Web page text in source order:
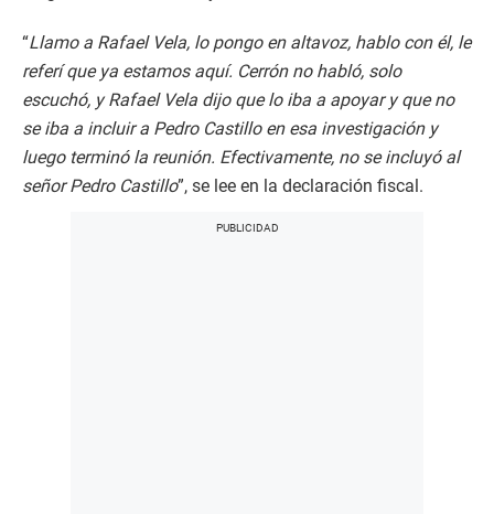
“Llamo a Rafael Vela, lo pongo en altavoz, hablo con él, le
referí que ya estamos aquí. Cerrón no habló, solo
escuchó, y Rafael Vela dijo que lo iba a apoyar y que no
se iba a incluir a Pedro Castillo en esa investigación y
luego terminó la reunión. Efectivamente, no se incluyó al
señor Pedro Castillo”, se lee en la declaración fiscal.